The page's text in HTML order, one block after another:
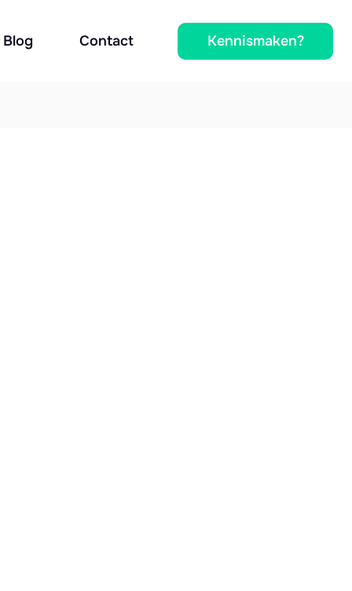
Blog Contact Kennismaken?